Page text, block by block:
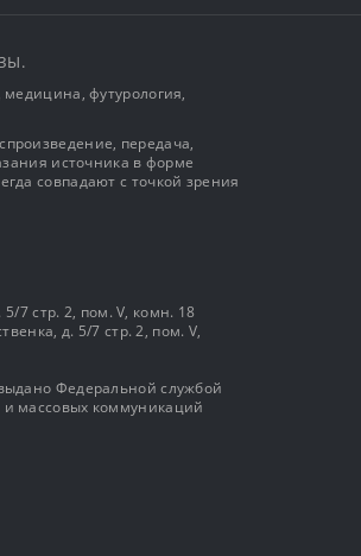
футурология,
передача,
источника в форме
совпадают с точкой зрения
7 стр. 2, пом. V, комн. 18
д. 5/7 стр. 2, пом. V,
Федеральной службой
массовых коммуникаций